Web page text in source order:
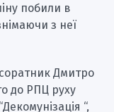
побили в
з неї
Дмитро
до РПЦ руху
“,